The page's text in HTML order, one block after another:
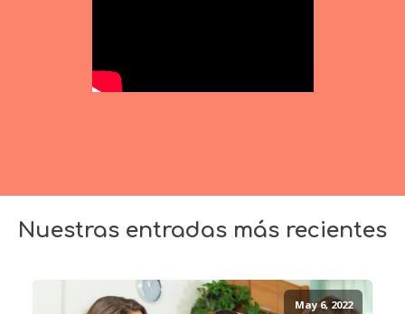
Nuestras entradas más recientes
May 6, 2022